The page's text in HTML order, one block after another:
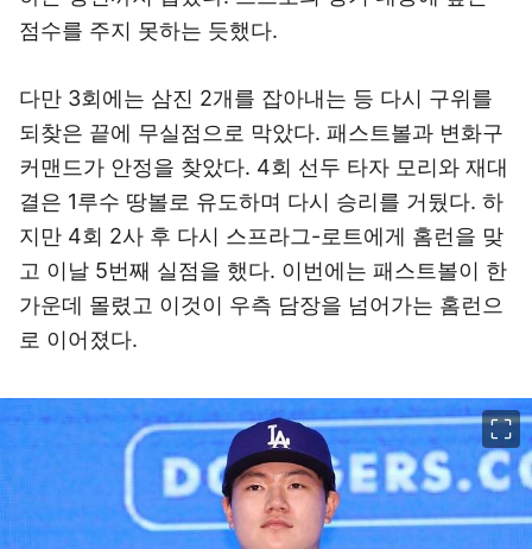
점수를 주지 못하는 듯했다.
다만 3회에는 삼진 2개를 잡아내는 등 다시 구위를
되찾은 끝에 무실점으로 막았다. 패스트볼과 변화구
커맨드가 안정을 찾았다. 4회 선두 타자 모리와 재대
결은 1루수 땅볼로 유도하며 다시 승리를 거뒀다. 하
지만 4회 2사 후 다시 스프라그-로트에게 홈런을 맞
고 이날 5번째 실점을 했다. 이번에는 패스트볼이 한
가운데 몰렸고 이것이 우측 담장을 넘어가는 홈런으
로 이어졌다.